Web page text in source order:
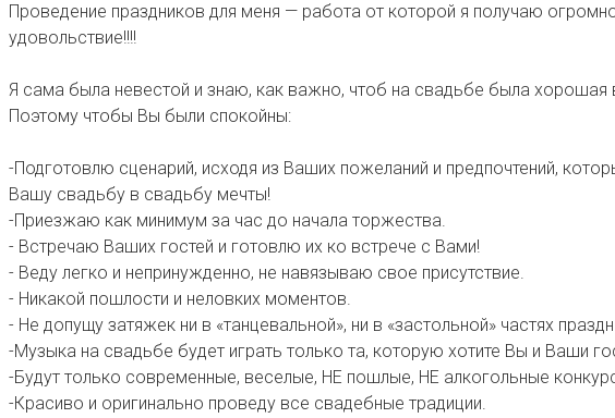
Проведение праздников для меня — работа от которой я получаю
удовольствие!!!!
Я сама была невестой и знаю, как важно, чтоб на свадьбе была хорошая
Поэтому чтобы Вы были спокойны:
-Подготовлю сценарий, исходя из Ваших пожеланий и предпочтений,
Вашу свадьбу в свадьбу мечты!
-Приезжаю как минимум за час до начала торжества.
- Встречаю Ваших гостей и готовлю их ко встрече с Вами!
- Веду легко и непринужденно, не навязываю свое присутствие.
- Никакой пошлости и неловких моментов.
- Не допущу затяжек ни в «танцевальной», ни в «застольной» частях
-Музыка на свадьбе будет играть только та, которую хотите Вы и Ваши
-Будут только современные, веселые, НЕ пошлые, НЕ алкогольные
-Красиво и оригинально проведу все свадебные традиции.